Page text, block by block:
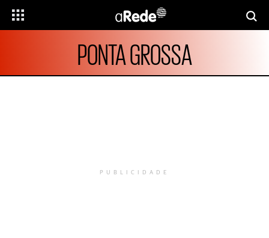
PONTA GROSSA
PUBLICIDADE